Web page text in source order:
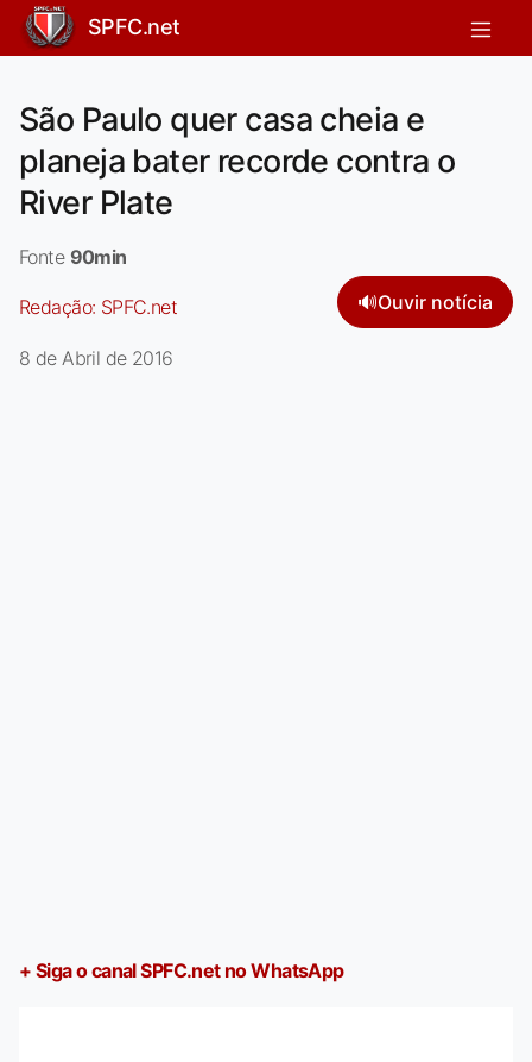
SPFC.net
São Paulo quer casa cheia e
planeja bater recorde contra o
River Plate
Fonte 90min
Redação: SPFC.net 🔊Ouvir notícia
8 de Abril de 2016
+ Siga o canal SPFC.net no WhatsApp